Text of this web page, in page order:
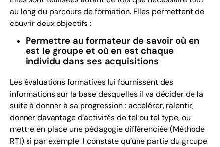
au long du parcours de formation. Elles permettent de
couvrir deux objectifs :
Permettre au formateur de savoir où en
est le groupe et où en est chaque
individu dans ses acquisitions
Les évaluations formatives lui fournissent des
informations sur la base desquelles il va décider de la
suite à donner à sa progression : accélérer, ralentir,
donner davantage d’activités de tel ou tel type, ou
mettre en place une pédagogie différenciée (Méthode
RTI) si par exemple il constate qu’une partie du groupe